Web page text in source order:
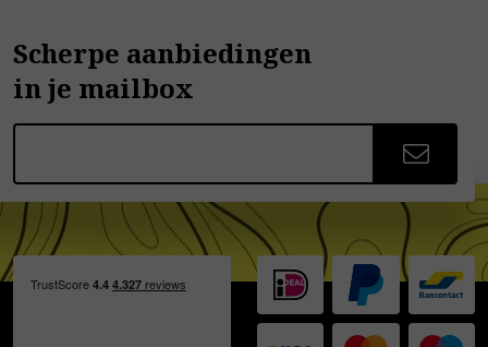
Scherpe aanbiedingen
in je mailbox